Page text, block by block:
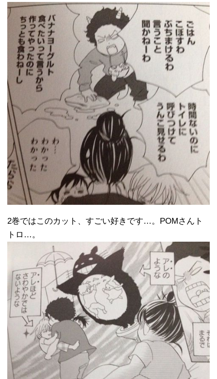
2巻ではこのカット、すごい好きです…。POMさんト
トロ…。